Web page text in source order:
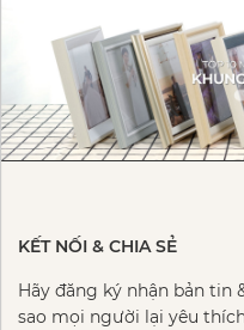
KẾT NỐI & CHIA SẺ
Hãy đăng ký nhận bản tin
sao mọi người lại yêu